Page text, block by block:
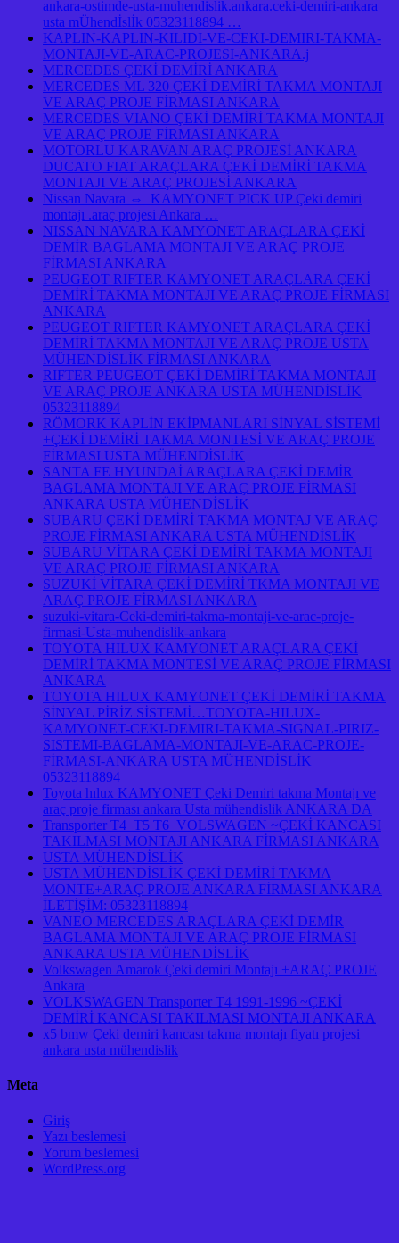
ankara-ostimde-usta-muhendislik.ankara.ceki-demiri-ankara
usta mÜhendİslİk 05323118894 …
KAPLIN-KAPLIN-KILIDI-VE-CEKI-DEMIRI-TAKMA-
MONTAJI-VE-ARAC-PROJESI-ANKARA.j
MERCEDES ÇEKİ DEMİRİ ANKARA
MERCEDES ML 320 ÇEKİ DEMİRİ TAKMA MONTAJI
VE ARAÇ PROJE FİRMASI ANKARA
MERCEDES VIANO ÇEKİ DEMİRİ TAKMA MONTAJI
VE ARAÇ PROJE FİRMASI ANKARA
MOTORLU KARAVAN ARAÇ PROJESİ ANKARA
DUCATO FIAT ARAÇLARA ÇEKİ DEMİRİ TAKMA
MONTAJI VE ARAÇ PROJESİ ANKARA
Nissan Navara ⇔ KAMYONET PICK UP Çeki demiri
montajı .araç projesi Ankara …
NISSAN NAVARA KAMYONET ARAÇLARA ÇEKİ
DEMİR BAGLAMA MONTAJI VE ARAÇ PROJE
FİRMASI ANKARA
PEUGEOT RIFTER KAMYONET ARAÇLARA ÇEKİ
DEMİRİ TAKMA MONTAJI VE ARAÇ PROJE FİRMASI
ANKARA
PEUGEOT RIFTER KAMYONET ARAÇLARA ÇEKİ
DEMİRİ TAKMA MONTAJI VE ARAÇ PROJE USTA
MÜHENDİSLİK FİRMASI ANKARA
RIFTER PEUGEOT ÇEKİ DEMİRİ TAKMA MONTAJI
VE ARAÇ PROJE ANKARA USTA MÜHENDİSLİK
05323118894
RÖMORK KAPLİN EKİPMANLARI SİNYAL SİSTEMİ
+ÇEKİ DEMİRİ TAKMA MONTESİ VE ARAÇ PROJE
FİRMASI USTA MÜHENDİSLİK
SANTA FE HYUNDAİ ARAÇLARA ÇEKİ DEMİR
BAGLAMA MONTAJI VE ARAÇ PROJE FİRMASI
ANKARA USTA MÜHENDİSLİK
SUBARU ÇEKİ DEMİRİ TAKMA MONTAJ VE ARAÇ
PROJE FİRMASI ANKARA USTA MÜHENDİSLİK
SUBARU VİTARA ÇEKİ DEMİRİ TAKMA MONTAJI
VE ARAÇ PROJE FİRMASI ANKARA
SUZUKİ VİTARA ÇEKİ DEMİRİ TKMA MONTAJI VE
ARAÇ PROJE FİRMASI ANKARA
suzuki-vitara-Ceki-demiri-takma-montaji-ve-arac-proje-
firmasi-Usta-muhendislik-ankara
TOYOTA HILUX KAMYONET ARAÇLARA ÇEKİ
DEMİRİ TAKMA MONTESİ VE ARAÇ PROJE FİRMASI
ANKARA
TOYOTA HILUX KAMYONET ÇEKİ DEMİRİ TAKMA
SİNYAL PİRİZ SİSTEMİ…TOYOTA-HILUX-
KAMYONET-CEKI-DEMIRI-TAKMA-SIGNAL-PIRIZ-
SISTEMI-BAGLAMA-MONTAJI-VE-ARAC-PROJE-
FİRMASI-ANKARA USTA MÜHENDİSLİK
05323118894
Toyota hılux KAMYONET Çeki Demiri takma Montajı ve
araç proje firması ankara Usta mühendislik ANKARA DA
Transporter T4 T5 T6 VOLSWAGEN ~ÇEKİ KANCASI
TAKILMASI MONTAJI ANKARA FİRMASI ANKARA
USTA MÜHENDİSLİK
USTA MÜHENDİSLİK ÇEKİ DEMİRİ TAKMA
MONTE+ARAÇ PROJE ANKARA FİRMASI ANKARA
İLETİŞİM: 05323118894
VANEO MERCEDES ARAÇLARA ÇEKİ DEMİR
BAGLAMA MONTAJI VE ARAÇ PROJE FİRMASI
ANKARA USTA MÜHENDİSLİK
Volkswagen Amarok Çeki demiri Montajı +ARAÇ PROJE
Ankara
VOLKSWAGEN Transporter T4 1991-1996 ~ÇEKİ
DEMİRİ KANCASI TAKILMASI MONTAJI ANKARA
x5 bmw Çeki demiri kancası takma montajı fiyatı projesi
ankara usta mühendislik
Meta
Giriş
Yazı beslemesi
Yorum beslemesi
WordPress.org